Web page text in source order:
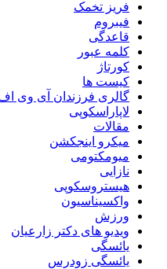
فریز تخمک
فیبروم
قاعدگی
کلمه عبور
کورتاژ
کیست ها
گالری فرزندان آی وی
لاپاراسکوپی
مقالات
میکرو اینجکشن
میومکتومی
نازایی
هیستروسکوپی
واکسیناسیون
ورزش
ویدیو های دکتر زارعیان
یائسگی
یائسگی زودرس